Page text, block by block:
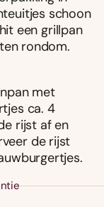
schoon
een grillpan
rondom.
met
ca. 4
rijst af en
de rijst